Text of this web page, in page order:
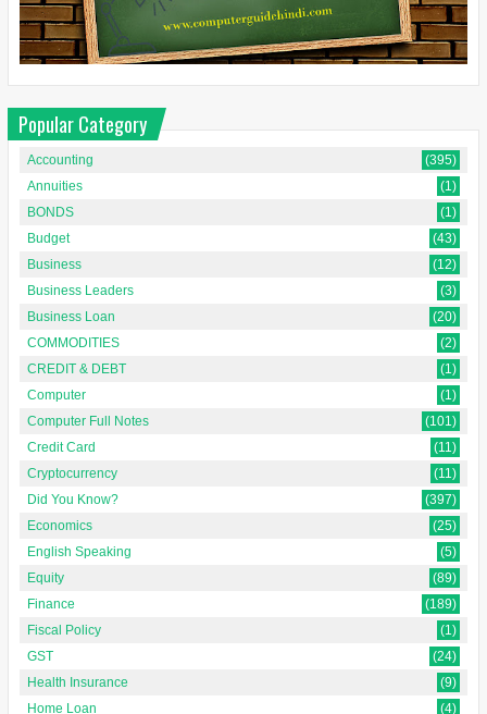
Popular Category
Accounting
(395)
Annuities
(1)
BONDS
(1)
Budget
(43)
Business
(12)
Business Leaders
(3)
Business Loan
(20)
COMMODITIES
(2)
CREDIT & DEBT
(1)
Computer
(1)
Computer Full Notes
(101)
Credit Card
(11)
Cryptocurrency
(11)
Did You Know?
(397)
Economics
(25)
English Speaking
(5)
Equity
(89)
Finance
(189)
Fiscal Policy
(1)
GST
(24)
Health Insurance
(9)
Home Loan
(4)